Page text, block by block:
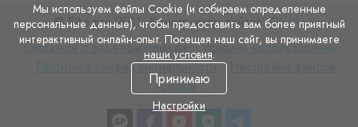
© Site.pro 2011. Конструктор сайтов.США.
Связаться
Связаться с отделом продаж
Условия
использования
Условия использования
конфиденциальности
Политика конфиденциальности
cookie
Мы используем файлы Cookie (и собираем определенные
персональные данные), чтобы предоставить вам более приятный
интерактивный онлайн-опыт. Посещая наш сайт, вы принимаете
наши условия.
Принимаю
Настройки